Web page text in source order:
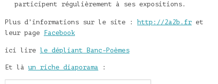
participent régulièrement à ses expositions.
Plus d’informations sur le site :http://2a2b.fr et
leur page
Facebook
ici lire le dépliant Banc-Poèmes
Et là un riche diaporama :